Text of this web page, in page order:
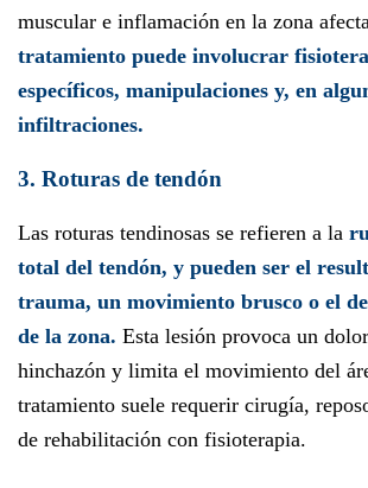
muscular e inflamación en la zona
tratamiento puede involucrar
específicos, manipulaciones y, en
infiltraciones.
3. Roturas de tendón
Las roturas tendinosas se refieren a la
total del tendón, y pueden ser el
trauma, un movimiento brusco o el
de la zona. Esta lesión provoca un
hinchazón y limita el movimiento del
tratamiento suele requerir cirugía,
de rehabilitación con fisioterapia.